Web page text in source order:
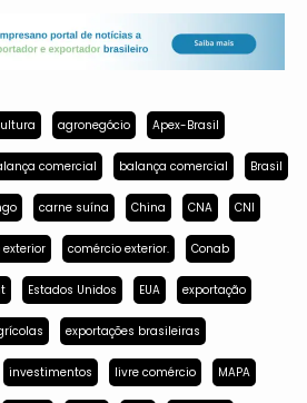
agronegócio Apex-Brasil
comercial balança comercial Brasil
carne suína China CNA CNI
comércio exterior. Conab
Estados Unidos EUA exportação
exportações brasileiras
investimentos livre comércio MAPA